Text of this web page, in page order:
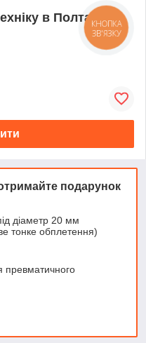
в Полтаві з
подарунок
діаметр 20 мм
тонке обплетення)
превматичного
КНОПКА
ЗВ'ЯЗКУ